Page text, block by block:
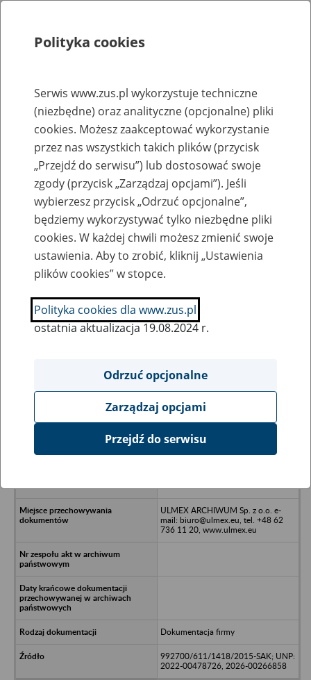
Rejestry, ewidencje i archiwa
Baza zlikwidowanych lub
przekształconych zakładów pracy
Nazwa zakładu pracy:
SZUKAJ
Ukryj wszystkie pozycje bazy
Spółdzielczy Ośrodek
ULMEX ARCHIWUM Sp. z o.o. e-
mail: biuro@ulmex.eu, tel. +48 62
736 11 20, www.ulmex.eu
Dokumentacja firmy
992700/611/1418/2015-SAK; UNP:
2022-00478726, 2026-00266858
Polityka cookies
Serwis www.zus.pl wykorzystuje techniczne
(niezbędne) oraz analityczne (opcjonalne) pliki
cookies. Możesz zaakceptować wykorzystanie
przez nas wszystkich takich plików (przycisk
„Przejdź do serwisu”) lub dostosować swoje
zgody (przycisk „Zarządzaj opcjami”). Jeśli
wybierzesz przycisk „Odrzuć opcjonalne”,
będziemy wykorzystywać tylko niezbędne pliki
cookies. W każdej chwili możesz zmienić swoje
ustawienia. Aby to zrobić, kliknij „Ustawienia
plików cookies” w stopce.
Polityka cookies dla www.zus.pl
ostatnia aktualizacja 19.08.2024 r.
Odrzuć opcjonalne
Zarządzaj opcjami
Przejdź do serwisu